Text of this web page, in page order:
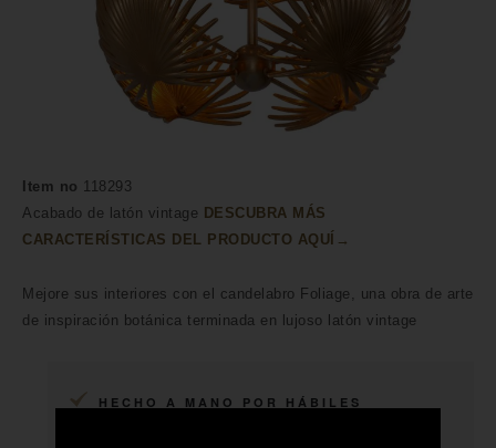
Item no 118293
Acabado de latón vintage DESCUBRA MÁS
CARACTERÍSTICAS DEL PRODUCTO AQUÍ→
Mejore sus interiores con el candelabro Foliage, una obra de arte
de inspiración botánica terminada en lujoso latón vintage
HECHO A MANO POR HÁBILES